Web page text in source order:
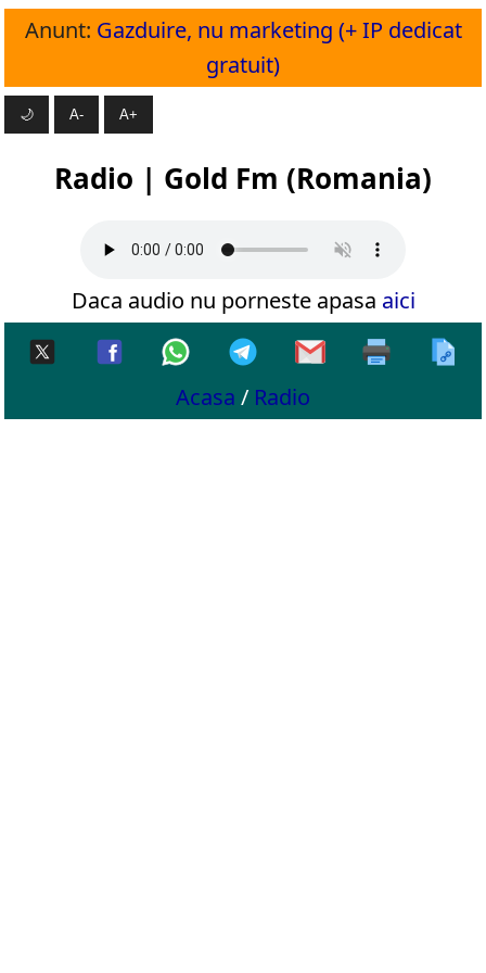
Anunt: Gazduire, nu marketing (+ IP dedicat
gratuit)
🌙 A- A+
Radio | Gold Fm (Romania)
Daca audio nu porneste apasa aici
Acasa / Radio